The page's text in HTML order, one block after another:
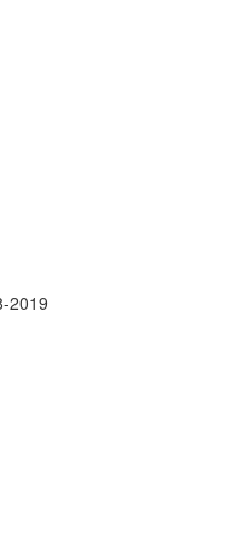
2019